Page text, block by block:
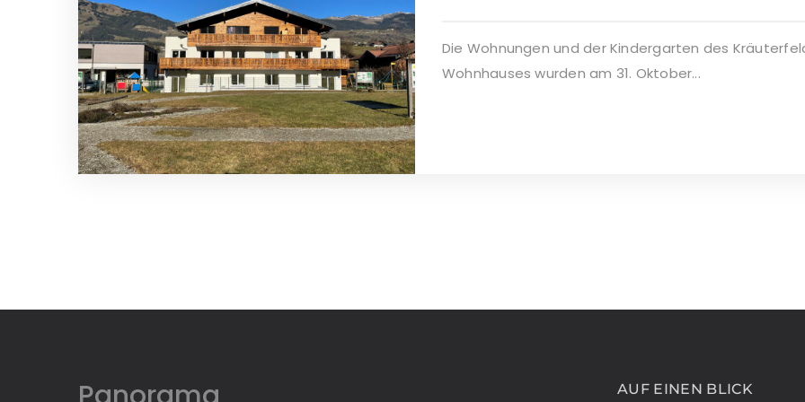
Die Wohnungen und der Kindergarten des
Wohnhauses wurden am 31. Oktober...
AUF EINEN BLICK